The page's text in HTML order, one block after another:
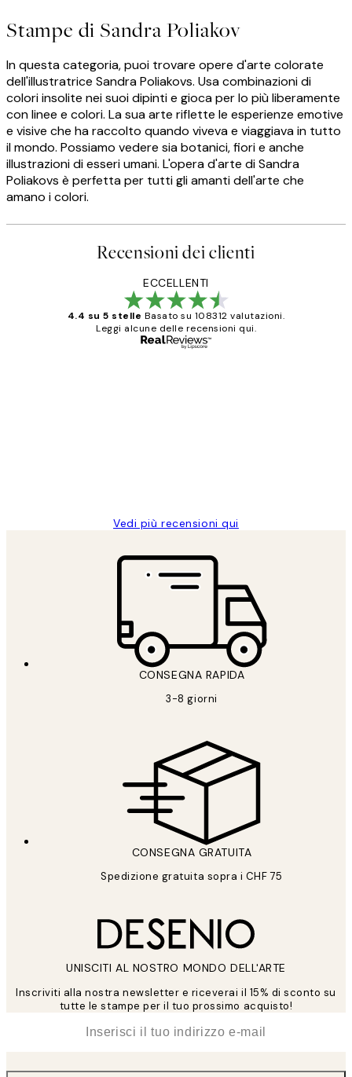
Stampe di Sandra Poliakov
In questa categoria, puoi trovare opere d'arte colorate
dell'illustratrice Sandra Poliakovs. Usa combinazioni di
colori insolite nei suoi dipinti e gioca per lo più liberamente
con linee e colori. La sua arte riflette le esperienze emotive
e visive che ha raccolto quando viveva e viaggiava in tutto
il mondo. Possiamo vedere sia botanici, fiori e anche
illustrazioni di esseri umani. L'opera d'arte di Sandra
Poliakovs è perfetta per tutti gli amanti dell'arte che
amano i colori.
Recensioni dei clienti
ECCELLENTI
4.4 su 5 stelle Basato su 108312 valutazioni.
Leggi alcune delle recensioni qui.
Vedi più recensioni qui
CONSEGNA RAPIDA
3-8 giorni
CONSEGNA GRATUITA
Spedizione gratuita sopra i CHF 75
UNISCITI AL NOSTRO MONDO DELL'ARTE
Inscriviti alla nostra newsletter e riceverai il 15% di sconto su
tutte le stampe per il tuo prossimo acquisto!